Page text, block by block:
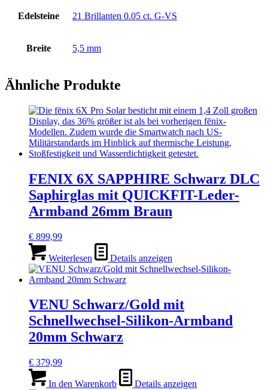
Edelsteine 21 Brillanten 0.05 ct. G-VS
Breite 5,5 mm
Ähnliche Produkte
FENIX 6X SAPPHIRE Schwarz DLC
Saphirglas mit QUICKFIT-Leder-
Armband 26mm Braun
€ 899,99
Weiterlesen Details anzeigen
VENU Schwarz/Gold mit
Schnellwechsel-Silikon-Armband
20mm Schwarz
€ 379,99
In den Warenkorb Details anzeigen